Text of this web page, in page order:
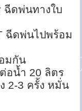
ฉีดพ่นทางใบ
ฉีดพ่นไปพร้อม
มกัน
อน้ำ 20 ลิตร
2-3 ครั้ง หมั่น